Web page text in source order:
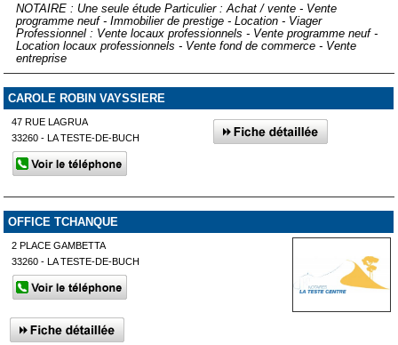
NOTAIRE : Une seule étude Particulier : Achat / vente - Vente
programme neuf - Immobilier de prestige - Location - Viager
Professionnel : Vente locaux professionnels - Vente programme neuf -
Location locaux professionnels - Vente fond de commerce - Vente
entreprise
CAROLE ROBIN VAYSSIERE
47 RUE LAGRUA
33260 - LA TESTE-DE-BUCH
OFFICE TCHANQUE
2 PLACE GAMBETTA
33260 - LA TESTE-DE-BUCH